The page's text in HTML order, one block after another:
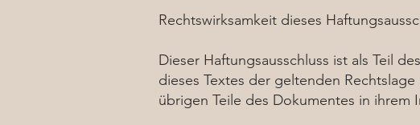
Rechtswirksamkeit dieses
Dieser Haftungsausschluss ist als Teil
dieses Textes der geltenden
übrigen Teile des Dokumentes in